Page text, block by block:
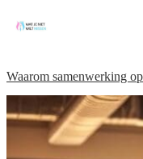
Waarom samenwerking